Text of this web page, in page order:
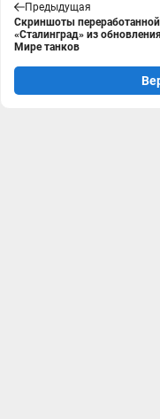
Предыдущая
Скриншоты
«Сталинград» из
Мире танков